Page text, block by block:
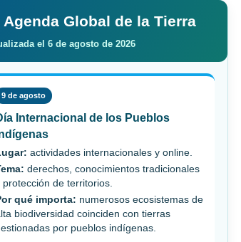
Agenda Global de la Tierra
el 6 de agosto de 2026
9 de agosto
Internacional de los Pueblos
actividades internacionales y online.
derechos, conocimientos tradicionales
protección de territorios.
qué importa: numerosos ecosistemas de
biodiversidad coinciden con tierras
por pueblos indígenas.